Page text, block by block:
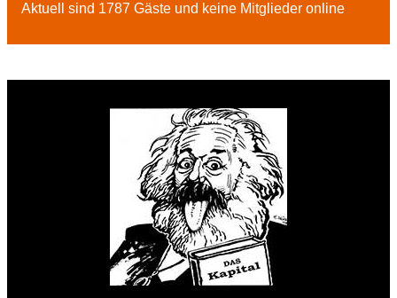
Aktuell sind 1787 Gäste und keine Mitglieder online